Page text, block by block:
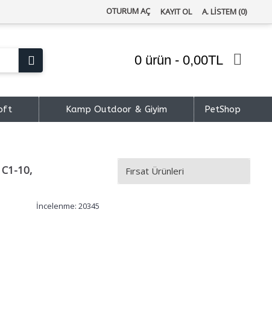
OTURUM AÇ KAYIT OL A. LISTEM (0)
0 ürün - 0,00TL
Kamp Outdoor & Giyim PetShop
Fırsat Ürünleri
10,
İncelenme: 20345